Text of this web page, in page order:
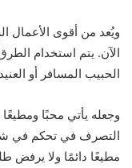
ويُعد من أقوى الأعمال
الآن. يتم استخدام
الحبيب المسافر أو العنيد
وجعله يأتي محبًا
التصرف في تحكم في
مطيعًا دائمًا ولا يرفض